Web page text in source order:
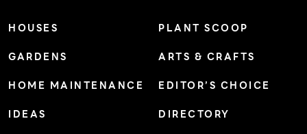
HOUSES
GARDENS
HOME MAINTENANCE
IDEAS
PLANT SCOOP
ARTS & CRAFTS
EDITOR’S CHOICE
DIRECTORY